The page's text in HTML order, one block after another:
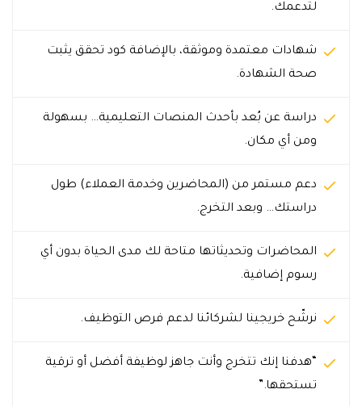
لتدعمك.
شهادات معتمدة وموثقة، بالإضافة كود تحقق يثبت
صحة الشهادة.
دراسة عن بُعد بأحدث المنصات التعليمية… بسهولة
ومن أي مكان.
دعم مستمر من (المحاضرين وخدمة العملاء) طول
دراستك… وبعد التخرج.
المحاضرات وتحديثاتها متاحة لك مدى الحياة بدون أي
رسوم إضافية.
نرشّح خريجينا لشركائنا لدعم فرص التوظيف.
“هدفنا إنك تتخرج وأنت جاهز لوظيفة أفضل أو ترقية
تستحقها.”